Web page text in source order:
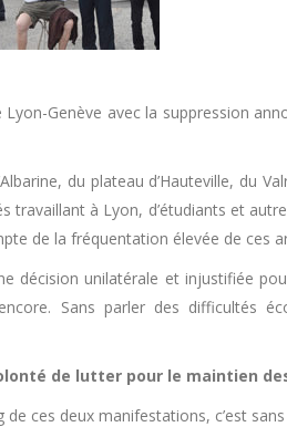
Genève avec la suppression
du plateau d’Hauteville, du
travaillant à Lyon, d’étudiants et
de la fréquentation élevée de ces
décision unilatérale et injustifiée
Sans parler des difficultés
de lutter pour le maintien
ces deux manifestations, c’est